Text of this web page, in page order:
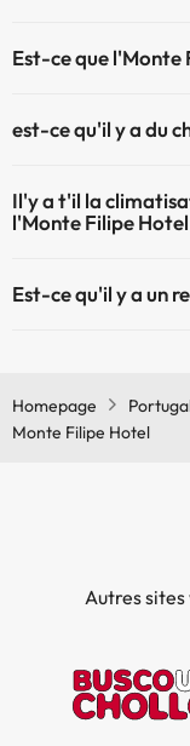
peuvent être
Est-ce que l'Monte
est-ce qu'il y a du
communes
Il'y a t'il la
l'Monte Filipe Hotel
Est-ce qu'il y a un
Homepage
Monte Filipe Hotel
Autres